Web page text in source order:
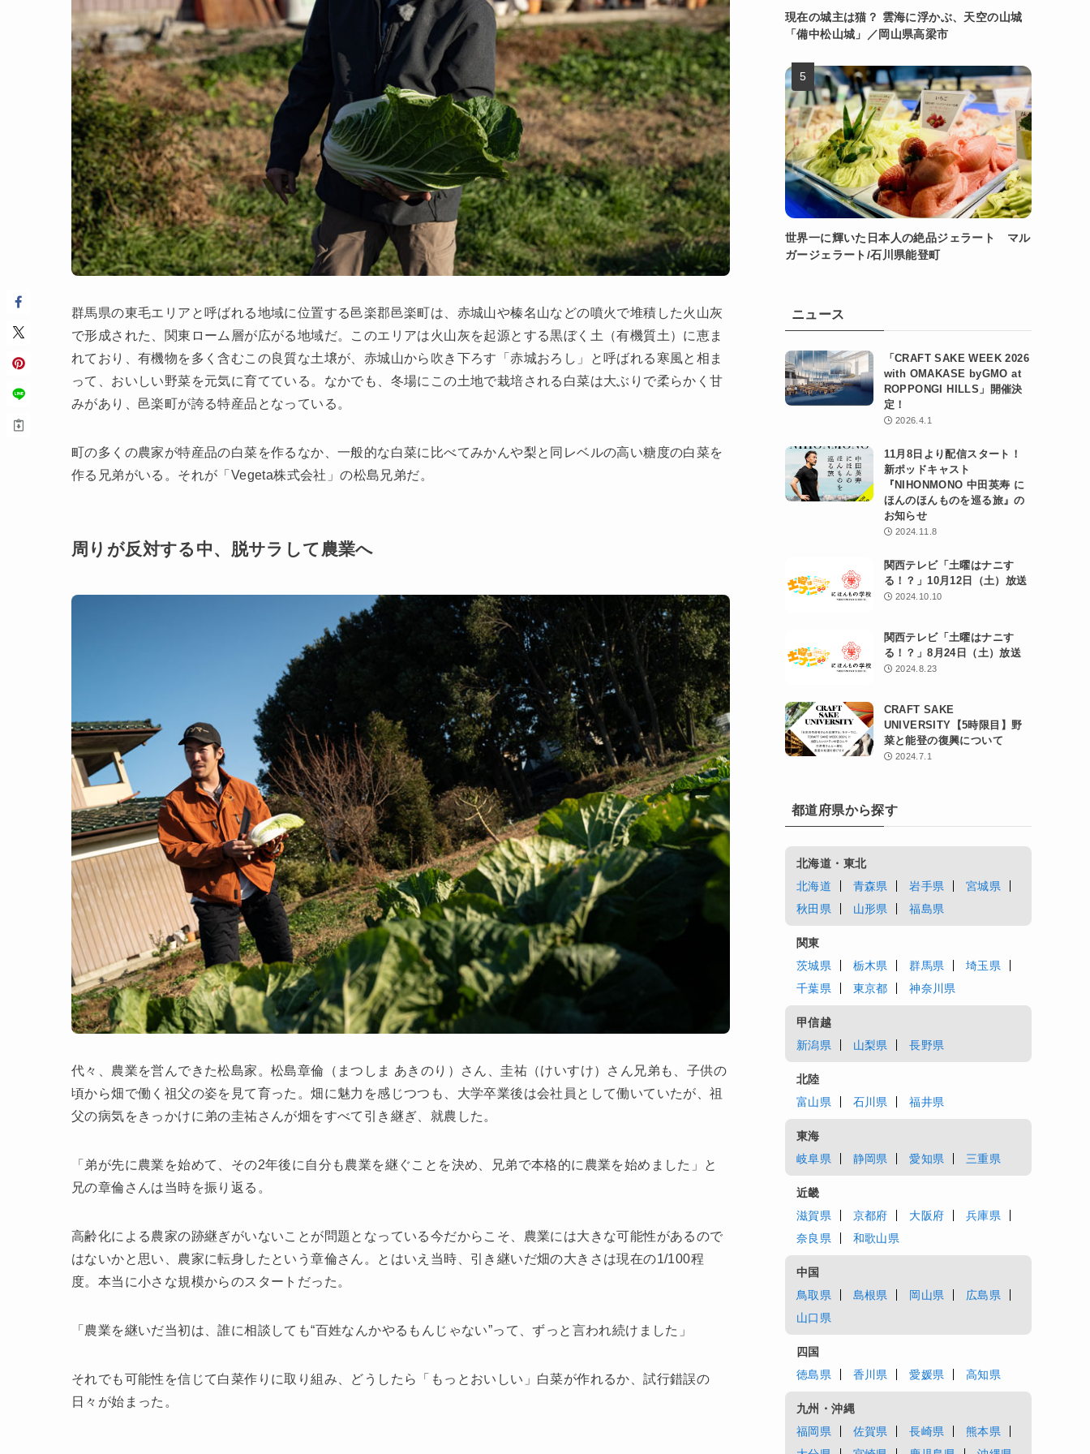
群馬県の東⽑エリアと呼ばれる地域に位置する邑楽郡邑楽町は、赤城山や榛名山などの噴火で堆積した火山灰
で形成された、関東ローム層が広がる地域だ。このエリアは火山灰を起源とする黒ぼく土（有機質土）に恵ま
れており、有機物を多く含むこの良質な土壌が、赤城山から吹き下ろす「赤城おろし」と呼ばれる寒風と相ま
って、おいしい野菜を元気に育てている。なかでも、冬場にこの土地で栽培される白菜は大ぶりで柔らかく甘
みがあり、邑楽町が誇る特産品となっている。
町の多くの農家が特産品の白菜を作るなか、⼀般的な⽩菜に比べてみかんや梨と同レベルの⾼い糖度の白菜を
作る兄弟がいる。それが「Vegeta株式会社」の松島兄弟だ。
周りが反対する中、脱サラして農業へ
代々、農業を営んできた松島家。松島章倫（まつしま あきのり）さん、圭祐（けいすけ）さん兄弟も、子供の
頃から畑で働く祖父の姿を見て育った。畑に魅力を感じつつも、大学卒業後は会社員として働いていたが、祖
父の病気をきっかけに弟の圭祐さんが畑をすべて引き継ぎ、就農した。
「弟が先に農業を始めて、その2年後に自分も農業を継ぐことを決め、兄弟で本格的に農業を始めました」と
兄の章倫さんは当時を振り返る。
高齢化による農家の跡継ぎがいないことが問題となっている今だからこそ、農業には大きな可能性があるので
はないかと思い、農家に転身したという章倫さん。とはいえ当時、引き継いだ畑の大きさは現在の1/100程
度。本当に小さな規模からのスタートだった。
「農業を継いだ当初は、誰に相談しても“百姓なんかやるもんじゃない”って、ずっと言われ続けました」
それでも可能性を信じて白菜作りに取り組み、どうしたら「もっとおいしい」白菜が作れるか、試行錯誤の
日々が始まった。
現在の城主は猫？ 雲海に浮かぶ、天空の山城
「備中松山城」／岡山県高梁市
世界一に輝いた日本人の絶品ジェラート マル
ガージェラート/石川県能登町
ニュース
「CRAFT SAKE WEEK 2026
with OMAKASE byGMO at
ROPPONGI HILLS」開催決
定！
2026.4.1
11月8日より配信スタート！
新ポッドキャスト
『NIHONMONO 中田英寿 に
ほんのほんものを巡る旅』の
お知らせ
2024.11.8
関西テレビ「土曜はナニす
る！？」10月12日（土）放送
2024.10.10
関西テレビ「土曜はナニす
る！？」8月24日（土）放送
2024.8.23
CRAFT SAKE
UNIVERSITY【5時限目】野
菜と能登の復興について
2024.7.1
都道府県から探す
北海道・東北
北海道
青森県 岩手県
宮城県
秋田県
山形県 福島県
関東
茨城県
栃木県 群馬県
埼玉県
千葉県
東京都 神奈川県
甲信越
新潟県
山梨県 長野県
北陸
富山県
石川県 福井県
東海
岐阜県
静岡県 愛知県 三重県
近畿
滋賀県
京都府 大阪府
兵庫県
奈良県
和歌山県
中国
鳥取県
島根県 岡山県
広島県
山口県
四国
徳島県
香川県 愛媛県 高知県
九州・沖縄
福岡県
佐賀県 長崎県
熊本県